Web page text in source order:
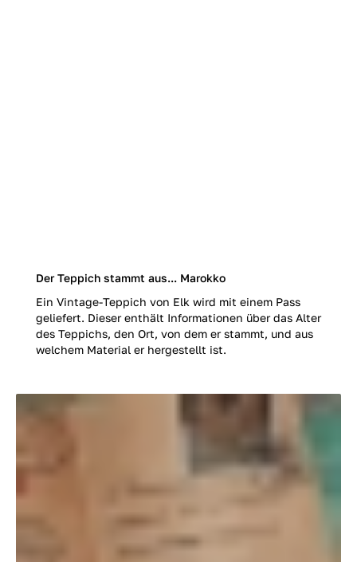
Der Teppich stammt aus... Marokko
Ein Vintage-Teppich von Elk wird mit einem Pass
geliefert. Dieser enthält Informationen über das Alter
des Teppichs, den Ort, von dem er stammt, und aus
welchem Material er hergestellt ist.